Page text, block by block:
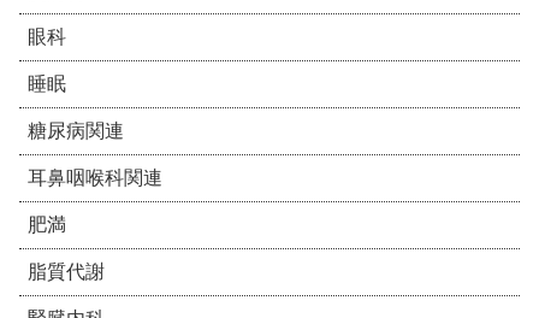
眼科
睡眠
糖尿病関連
耳鼻咽喉科関連
肥満
脂質代謝